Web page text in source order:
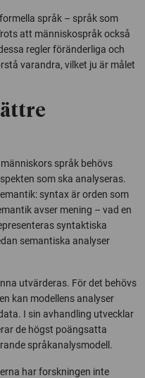
språk – språk som
att människospråk också
regler föränderliga och
varandra, vilket ju är målet
språk behövs
som ska analyseras.
syntax är orden som
avser mening – vad en
syntaktiska
semantiska analyser
utvärderas. För det behövs
kan modellens analyser
I sin avhandling utvecklar
de högst poängsatta
språkanalysmodell.
har forskningen inte